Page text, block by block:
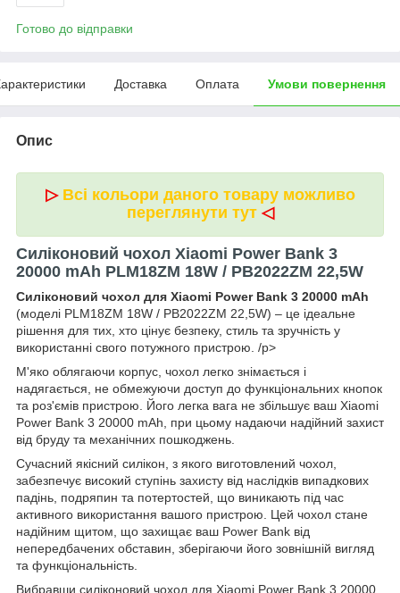
Готово до відправки
Доставка Оплата Умови повернення
Опис
▷ Всі кольори даного товару можливо
переглянути тут◁
Силіконовий чохол Xiaomi Power Bank 3
20000 mAh PLM18ZM 18W / PB2022ZM 22,5W
Силіконовий чохол для Xiaomi Power Bank 3 20000 mAh
(моделі PLM18ZM 18W / PB2022ZM 22,5W) – це ідеальне
рішення для тих, хто цінує безпеку, стиль та зручність у
використанні свого потужного пристрою. /p>
М'яко облягаючи корпус, чохол легко знімається і
надягається, не обмежуючи доступ до функціональних кнопок
та роз'ємів пристрою. Його легка вага не збільшує ваш Xiaomi
Power Bank 3 20000 mAh, при цьому надаючи надійний захист
від бруду та механічних пошкоджень.
Сучасний якісний силікон, з якого виготовлений чохол,
забезпечує високий ступінь захисту від наслідків випадкових
падінь, подряпин та потертостей, що виникають під час
активного використання вашого пристрою. Цей чохол стане
надійним щитом, що захищає ваш Power Bank від
непередбачених обставин, зберігаючи його зовнішній вигляд
та функціональність.
Вибравши силіконовий чохол для Xiaomi Power Bank 3 20000